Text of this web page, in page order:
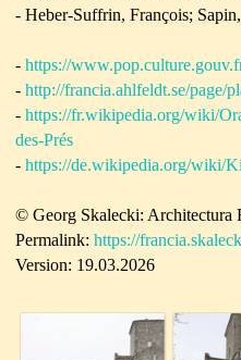
- Heber-Suffrin, François;
- https://
- http://francia.ahlfeldt.se/page/
- https://fr.wikipedia.org/wiki/
des-Prés
- https://de.wikipedia.org/wiki/
© Georg Skalecki: Architectura
Permalink: https://
Version: 19.03.2026